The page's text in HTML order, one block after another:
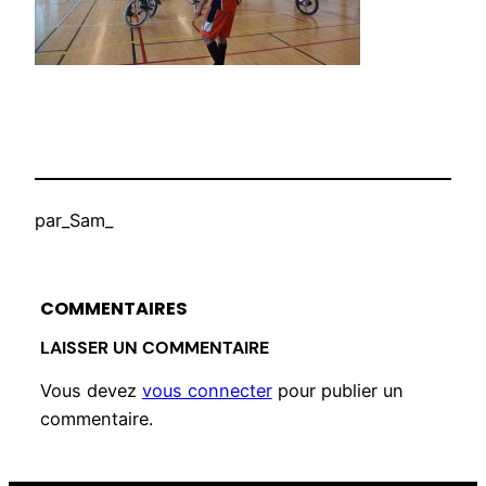
par _Sam_
COMMENTAIRES
LAISSER UN COMMENTAIRE
Vous devez vous connecterpour publier un
commentaire.